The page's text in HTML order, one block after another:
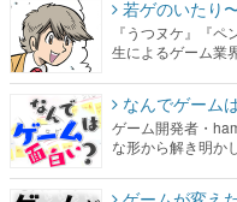
なんでゲーム
ゲーム開発者・
な形から解き明か
ゲームが変え
「経験値」「裏技
源や用法の変遷を